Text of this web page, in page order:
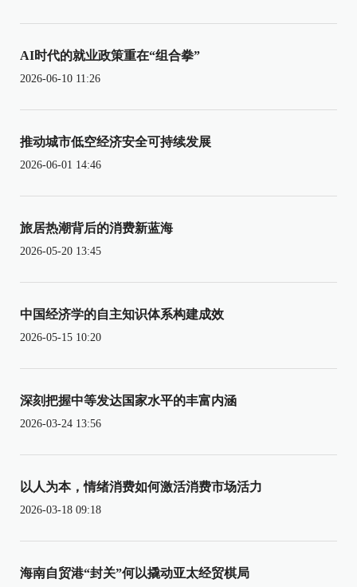
AI时代的就业政策重在“组合拳”
2026-06-10 11:26
推动城市低空经济安全可持续发展
2026-06-01 14:46
旅居热潮背后的消费新蓝海
2026-05-20 13:45
中国经济学的自主知识体系构建成效
2026-05-15 10:20
深刻把握中等发达国家水平的丰富内涵
2026-03-24 13:56
以人为本，情绪消费如何激活消费市场活力
2026-03-18 09:18
海南自贸港“封关”何以撬动亚太经贸棋局